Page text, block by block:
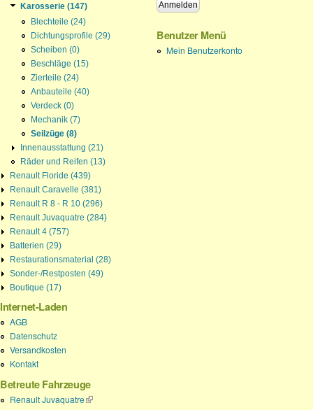
Karosserie (147)
Blechteile (24)
Dichtungsprofile (29)
Scheiben (0)
Beschläge (15)
Zierteile (24)
Anbauteile (40)
Verdeck (0)
Mechanik (7)
Seilzüge (8)
Innenausstattung (21)
Räder und Reifen (13)
Renault Floride (439)
Renault Caravelle (381)
Renault R 8 - R 10 (296)
Renault Juvaquatre (284)
Renault 4 (757)
Batterien (29)
Restaurationsmaterial (28)
Sonder-/Restposten (49)
Boutique (17)
Internet-Laden
AGB
Datenschutz
Versandkosten
Kontakt
Betreute Fahrzeuge
Renault Juvaquatre(Link ist extern)
Benutzer Menü
Mein Benutzerkonto